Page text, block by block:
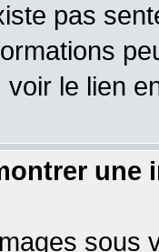
pas
le lien
une
sous